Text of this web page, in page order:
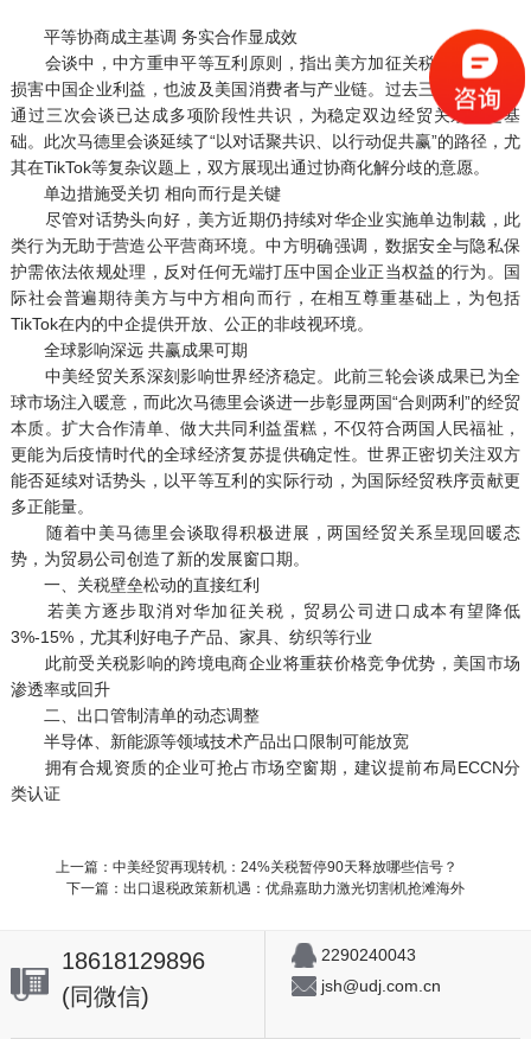
平等协商成主基调 务实合作显成效
会谈中，中方重申平等互利原则，指出美方加征关税等措施不仅
损害中国企业利益，也波及美国消费者与产业链。过去三个月，双方
通过三次会谈已达成多项阶段性共识，为稳定双边经贸关系奠定基
础。此次马德里会谈延续了“以对话聚共识、以行动促共赢”的路径，尤
其在TikTok等复杂议题上，双方展现出通过协商化解分歧的意愿。
单边措施受关切 相向而行是关键
尽管对话势头向好，美方近期仍持续对华企业实施单边制裁，此
类行为无助于营造公平营商环境。中方明确强调，数据安全与隐私保
护需依法依规处理，反对任何无端打压中国企业正当权益的行为。国
际社会普遍期待美方与中方相向而行，在相互尊重基础上，为包括
TikTok在内的中企提供开放、公正的非歧视环境。
全球影响深远 共赢成果可期
中美经贸关系深刻影响世界经济稳定。此前三轮会谈成果已为全
球市场注入暖意，而此次马德里会谈进一步彰显两国“合则两利”的经贸
本质。扩大合作清单、做大共同利益蛋糕，不仅符合两国人民福祉，
更能为后疫情时代的全球经济复苏提供确定性。世界正密切关注双方
能否延续对话势头，以平等互利的实际行动，为国际经贸秩序贡献更
多正能量。
随着中美马德里会谈取得积极进展，两国经贸关系呈现回暖态
势，为贸易公司创造了新的发展窗口期。
一、关税壁垒松动的直接红利
若美方逐步取消对华加征关税，贸易公司进口成本有望降低
3%-15%，尤其利好电子产品、家具、纺织等行业
此前受关税影响的跨境电商企业将重获价格竞争优势，美国市场
渗透率或回升
二、出口管制清单的动态调整
半导体、新能源等领域技术产品出口限制可能放宽
拥有合规资质的企业可抢占市场空窗期，建议提前布局ECCN分
类认证
上一篇：中美经贸再现转机：24%关税暂停90天释放哪些信号？
下一篇：出口退税政策新机遇：优鼎嘉助力激光切割机抢滩海外
18618129896
(同微信)
2290240043
jsh@udj.com.cn